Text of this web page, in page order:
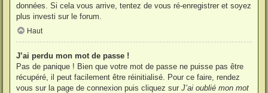
données. Si cela vous arrive, tentez de vous ré-enregistrer et soyez
plus investi sur le forum.
Haut
J’ai perdu mon mot de passe !
Pas de panique ! Bien que votre mot de passe ne puisse pas être
récupéré, il peut facilement être réinitialisé. Pour ce faire, rendez
vous sur la page de connexion puis cliquez sur J’ai oublié mon mot